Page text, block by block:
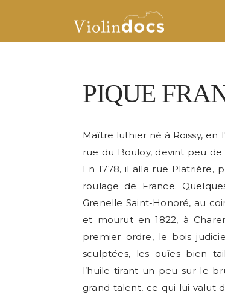
PIQUE
Maître luthier né à Roissy, en
rue du Bouloy, devint peu
En 1778, il alla rue Platrière,
roulage de France.
Grenelle Saint-Honoré, au
et mourut en 1822, à
premier ordre, le bois
sculptées, les ouïes bien
l’huile tirant un peu sur le
grand talent, ce qui lui valut